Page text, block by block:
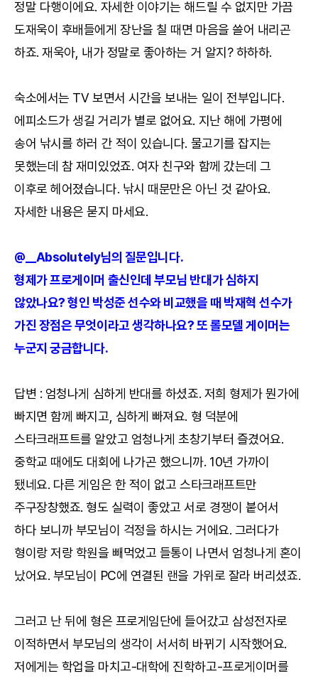
정말 다행이에요. 자세한 이야기는 해드릴 수 없지만 가끔
도재욱이 후배들에게 장난을 칠 때면 마음을 쓸어 내리곤
하죠. 재욱아, 내가 정말로 좋아하는 거 알지? 하하하.
숙소에서는 TV 보면서 시간을 보내는 일이 전부입니다.
에피소드가 생길 거리가 별로 없어요. 지난 해에 가평에
송어 낚시를 하러 간 적이 있습니다. 물고기를 잡지는
못했는데 참 재미있었죠. 여자 친구와 함께 갔는데 그
이후로 헤어졌습니다. 낚시 때문만은 아닌 것 같아요.
자세한 내용은 묻지 마세요.
@__Absolutely님의 질문입니다.
형제가 프로게이머 출신인데 부모님 반대가 심하지
않았나요? 형인 박성준 선수와 비교했을 때 박재혁 선수가
가진 장점은 무엇이라고 생각하나요? 또 롤모델 게이머는
누군지 궁금합니다.
답변 : 엄청나게 심하게 반대를 하셨죠. 저희 형제가 뭔가에
빠지면 함께 빠지고, 심하게 빠져요. 형 덕분에
스타크래프트를 알았고 엄청나게 초창기부터 즐겼어요.
중학교 때에도 대회에 나가곤 했으니까. 10년 가까이
됐네요. 다른 게임은 한 적이 없고 스타크래프트만
주구장창했죠. 형도 실력이 좋았고 서로 경쟁이 붙어서
하다 보니까 부모님이 걱정을 하시는 거에요. 그러다가
형이랑 저랑 학원을 빼먹었고 들통이 나면서 엄청나게 혼이
났어요. 부모님이 PC에 연결된 랜을 가위로 잘라 버리셨죠.
그러고 난 뒤에 형은 프로게임단에 들어갔고 삼성전자로
이적하면서 부모님의 생각이 서서히 바뀌기 시작했어요.
저에게는 학업을 마치고-대학에 진학하고-프로게이머를